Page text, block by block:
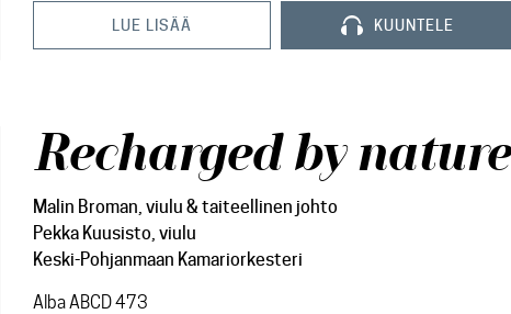
LUE LISÄÄ KUUNTELE
Recharged by nature
Malin Broman, viulu & taiteellinen johto
Pekka Kuusisto, viulu
Keski-Pohjanmaan Kamariorkesteri
Alba ABCD 473